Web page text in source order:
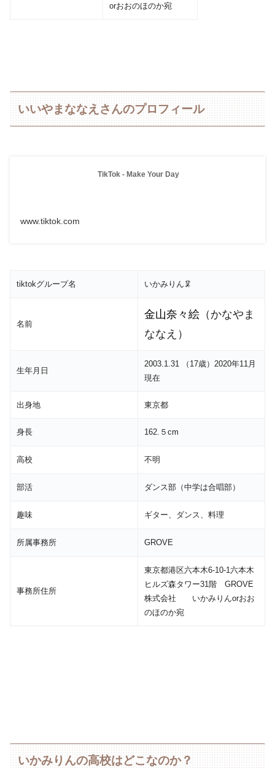
orおおのほのか宛
いいやまななえさんのプロフィール
TikTok - Make Your Day
www.tiktok.com
tiktokグループ名 いかみりん🦑
名前
金山奈々絵 （かなやま
ななえ ）
生年月日
2003.1.31 （17歳）2020年11月
現在
出身地 東京都
身長 162.５cm
高校 不明
部活 ダンス部（中学は合唱部）
趣味 ギター、ダンス、料理
所属事務所 GROVE
事務所住所
東京都港区六本木6-10-1六本木
ヒルズ森タワー31階 GROVE
株式会社 いかみりんorおお
のほのか宛
いかみりんの高校はどこなのか？